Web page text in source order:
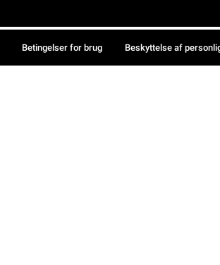
Betingelser for brug Beskyttelse af